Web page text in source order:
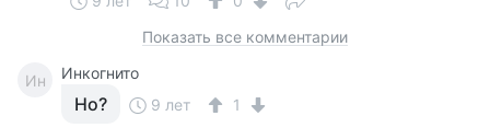
Показать все комментарии
Ин Инкогнито
Но? 9 лет 1